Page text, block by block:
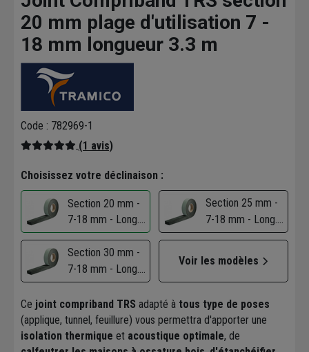
20 mm plage d'utilisation 7 -
18 mm longueur 3.3 m
Code : 782969-1
(1 avis)
Choisissez votre déclinaison :
Section 20 mm -
7-18 mm - Long.
3,3 m
Section 25 mm -
7-18 mm - Long.
3,3 m
Section 30 mm -
7-18 mm - Long.
3,3 m
Voir les modèles
Ce joint compriband TRS adapté à tous type de poses
(applique, tunnel, feuillure) vous permettra d'apporter une
isolation thermique et acoustique optimale, de